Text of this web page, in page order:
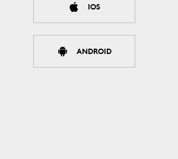
IOS
ANDROID